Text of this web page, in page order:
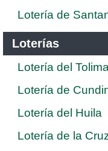
Lotería de
Loterías
Lotería del Tolima
Lotería de
Lotería del Huila
Lotería de la